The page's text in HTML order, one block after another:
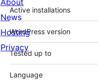
Active installations
WordPress version
Tested up to
Language
About
News
Hosting
Privacy